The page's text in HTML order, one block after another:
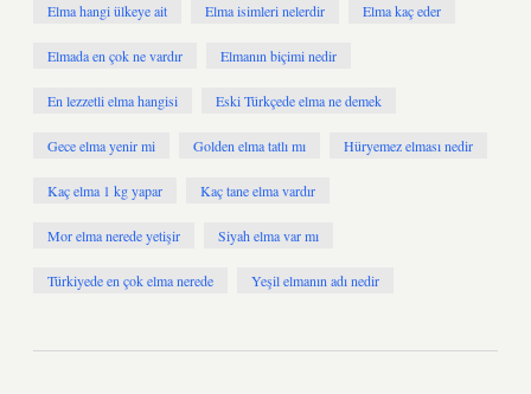
Elma hangi ülkeye ait Elma isimleri nelerdir Elma kaç eder
Elmada en çok ne vardır Elmanın biçimi nedir
En lezzetli elma hangisi Eski Türkçede elma ne demek
Gece elma yenir mi Golden elma tatlı mı Hüryemez elması nedir
Kaç elma 1 kg yapar Kaç tane elma vardır
Mor elma nerede yetişir Siyah elma var mı
Türkiyede en çok elma nerede Yeşil elmanın adı nedir